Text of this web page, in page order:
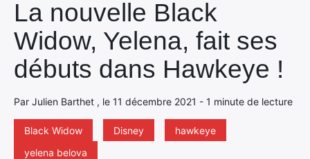
La nouvelle Black
Widow, Yelena, fait ses
débuts dans Hawkeye !
Par Julien Barthet , le 11 décembre 2021 - 1 minute de lecture
Black Widow Disney
hawkeye
yelena belova